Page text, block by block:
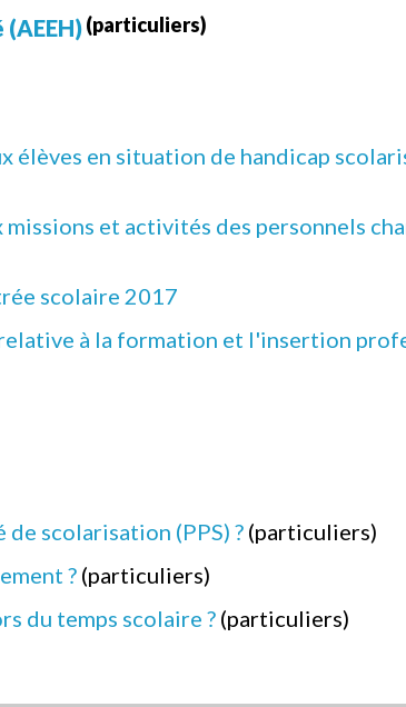
(particuliers)
en situation de handicap
et activités des personnels
scolaire 2017
à la formation et l'insertion
scolarisation (PPS) ? (particuliers)
? (particuliers)
du temps scolaire ? (particuliers)